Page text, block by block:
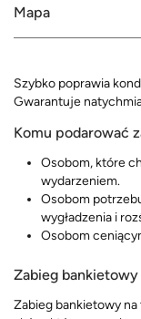
Mapa
Szybko poprawia
Gwarantuje
Komu podarować
Osobom, które
wydarzeniem.
Osobom
wygładzenia i
Osobom
Zabieg bankietowy
Zabieg bankietowy